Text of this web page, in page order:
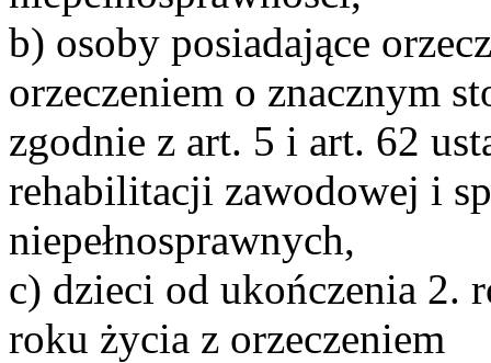
b) osoby posiadające
orzeczeniem o znacznym
zgodnie z art. 5 i art. 62
rehabilitacji zawodowej i
niepełnosprawnych,
c) dzieci od ukończenia 2.
roku życia z orzeczeniem